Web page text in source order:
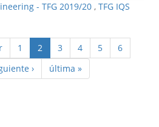
- TFG 2019/20 , TFG IQS
1 2 3 4 5
6
› última »